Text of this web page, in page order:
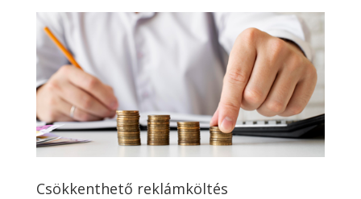
Csökkenthető reklámköltés